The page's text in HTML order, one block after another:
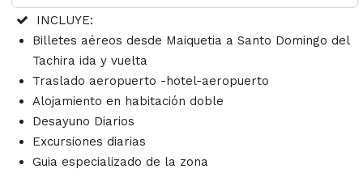
INCLUYE:
Billetes aéreos desde Maiquetia a Santo Domingo del
Tachira ida y vuelta
Traslado aeropuerto -hotel-aeropuerto
Alojamiento en habitación doble
Desayuno Diarios
Excursiones diarias
Guia especializado de la zona